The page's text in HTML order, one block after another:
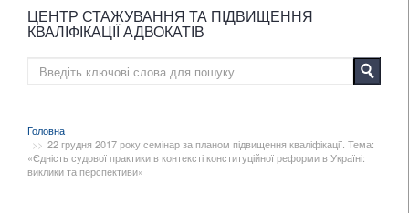
ЦЕНТР СТАЖУВАННЯ ТА ПІДВИЩЕННЯ
КВАЛІФІКАЦІЇ АДВОКАТІВ
Головна
22 грудня 2017 року семінар за планом підвищення кваліфікації. Тема:
«Єдність судової практики в контексті конституційної реформи в Україні:
виклики та перспективи»